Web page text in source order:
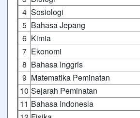
4 Sosiologi
5 Bahasa Jepang
6 Kimia
7 Ekonomi
8 Bahasa Inggris
9 Matematika Peminatan
10 Sejarah Peminatan
11 Bahasa Indonesia